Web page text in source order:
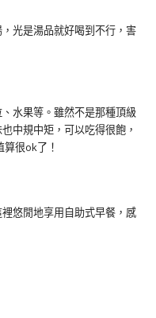
光是湯品就好喝到不行，害
水果等。雖然不是那種頂級
中規中矩，可以吃得很飽，
很ok了！
悠閒地享用自助式早餐，感